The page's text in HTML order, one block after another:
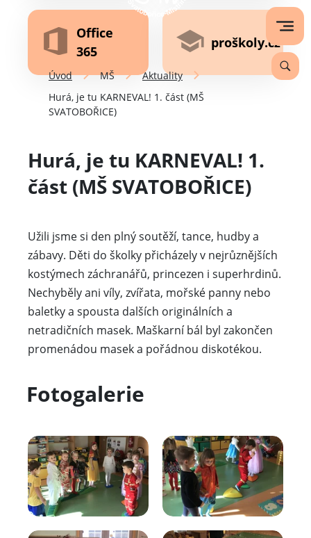
Office
365
proškoly.cz
Úvod MŠ
Aktuality
Hurá, je tu KARNEVAL! 1. část (MŠ
SVATOBOŘICE)
Hurá, je tu KARNEVAL! 1.
část (MŠ SVATOBOŘICE)
Užili jsme si den plný soutěží, tance, hudby a
zábavy. Děti do školky přicházely v nejrůznějších
kostýmech záchranářů, princezen i superhrdinů.
Nechyběly ani víly, zvířata, mořské panny nebo
baletky a spousta dalších originálních a
netradičních masek. Maškarní bál byl zakončen
promenádou masek a pořádnou diskotékou.
Fotogalerie